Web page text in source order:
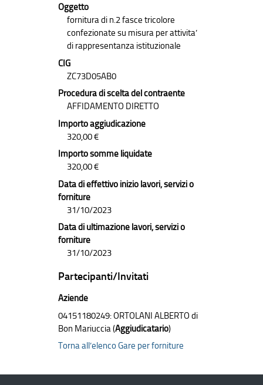
Oggetto
fornitura di n.2 fasce tricolore
confezionate su misura per attivita’
di rappresentanza istituzionale
CIG
ZC73D05AB0
Procedura di scelta del contraente
AFFIDAMENTO DIRETTO
Importo aggiudicazione
320,00 €
Importo somme liquidate
320,00 €
Data di effettivo inizio lavori, servizi o
forniture
31/10/2023
Data di ultimazione lavori, servizi o
forniture
31/10/2023
Partecipanti/Invitati
Aziende
04151180249: ORTOLANI ALBERTO di
Bon Mariuccia (Aggiudicatario)
Torna all’elenco Gare per forniture